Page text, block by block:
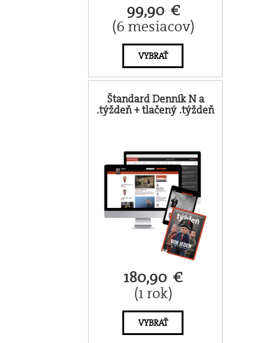
99,90 €
(6 mesiacov)
VYBRAŤ
Štandard Denník N a
.týždeň + tlačený .týždeň
180,90 €
(1 rok)
VYBRAŤ